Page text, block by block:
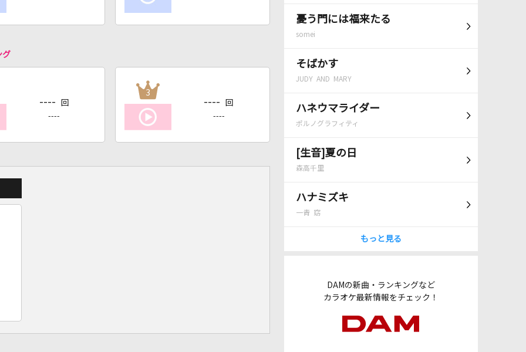
憂う門には福来たる
somei
そばかす
JUDY AND MARY
ハネウマライダー
ポルノグラフィティ
[生音]夏の日
森高千里
ハナミズキ
一青 窈
もっと見る
DAMの新曲・ランキングなど
カラオケ最新情報をチェック！
グ
---- 回
----
3
---- 回
----